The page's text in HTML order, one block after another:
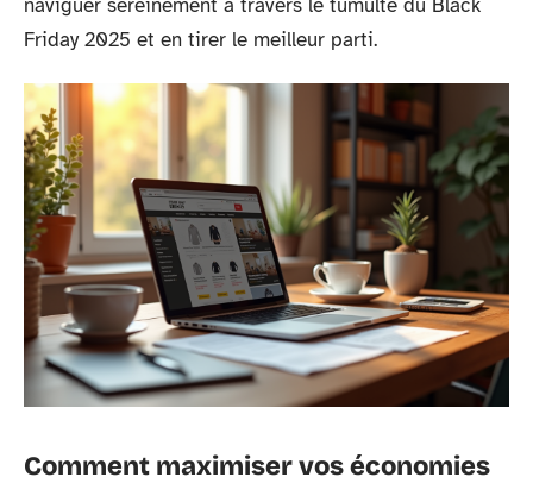
Friday 2025 et en tirer le meilleur parti.
Comment maximiser vos économies